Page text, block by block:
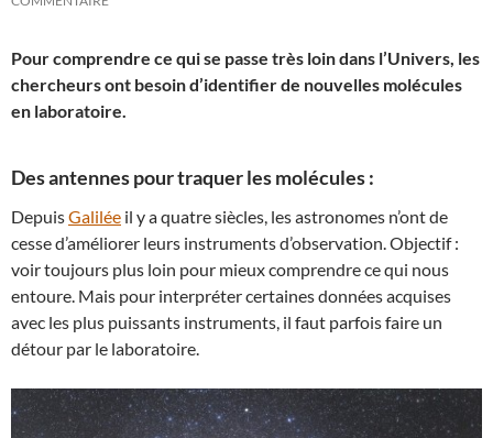
Pour comprendre ce qui se passe très loin dans l’Univers, les
chercheurs ont besoin d’identifier de nouvelles molécules
en laboratoire.
Des antennes pour traquer les molécules :
DepuisGalilée il y a quatre siècles, les astronomes n’ont de
cesse d’améliorer leurs instruments d’observation. Objectif :
voir toujours plus loin pour mieux comprendre ce qui nous
entoure. Mais pour interpréter certaines données acquises
avec les plus puissants instruments, il faut parfois faire un
détour par le laboratoire.